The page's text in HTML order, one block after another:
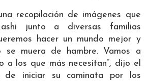
recopilación de imágenes que
junto a diversas familias
hacer un mundo mejor y
muera de hambre. Vamos a
a los que más necesitan”, dijo el
de iniciar su caminata por los